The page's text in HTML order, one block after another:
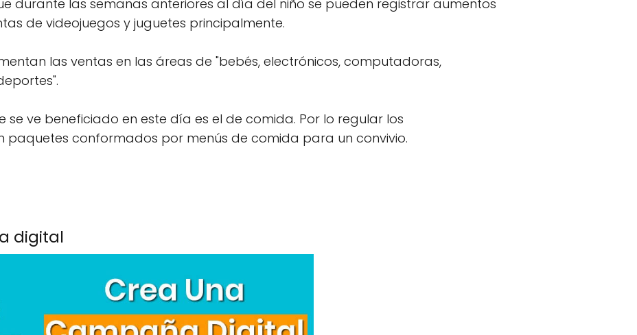
durante las semanas anteriores al día del niño se pueden registrar aumentos
de videojuegos y juguetes principalmente.
las ventas en las áreas de "bebés, electrónicos, computadoras,
se ve beneficiado en este día es el de comida. Por lo regular los
paquetes conformados por menús de comida para un convivio.
digital